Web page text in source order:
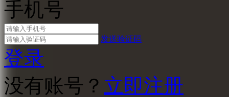
手机号
发送验证码
登录
没有账号？ 立即注册